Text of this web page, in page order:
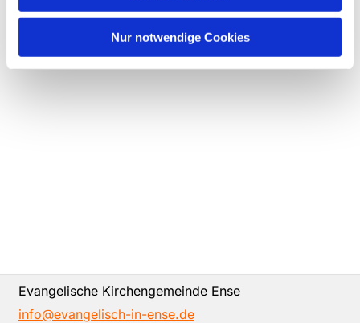
Nur notwendige Cookies
Evangelische Kirchengemeinde Ense
info@evangelisch-in-ense.de